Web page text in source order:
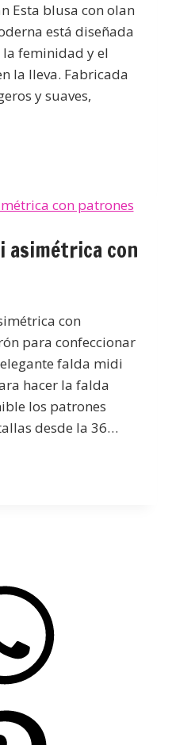
Esta blusa con olan
está diseñada
feminidad y el
la lleva. Fabricada
y suaves,
asimétrica con
con
para confeccionar
falda midi
hacer la falda
los patrones
desde la 36…